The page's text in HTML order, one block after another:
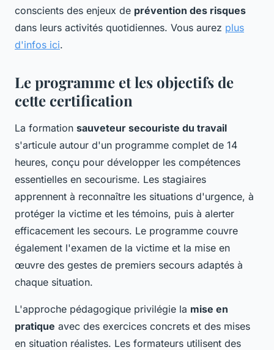
conscients des enjeux de prévention des risques
dans leurs activités quotidiennes. Vous aurez plus
d'infos ici.
Le programme et les objectifs de
cette certification
La formation sauveteur secouriste du travail
s'articule autour d'un programme complet de 14
heures, conçu pour développer les compétences
essentielles en secourisme. Les stagiaires
apprennent à reconnaître les situations d'urgence, à
protéger la victime et les témoins, puis à alerter
efficacement les secours. Le programme couvre
également l'examen de la victime et la mise en
œuvre des gestes de premiers secours adaptés à
chaque situation.
L'approche pédagogique privilégie la mise en
pratique avec des exercices concrets et des mises
en situation réalistes. Les formateurs utilisent des